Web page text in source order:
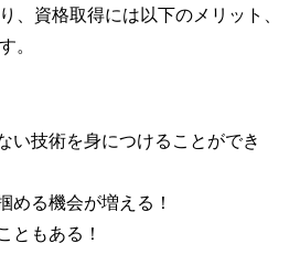
、資格取得には以下のメリット、
。
い技術を身につけることができ
める機会が増える！
ともある！